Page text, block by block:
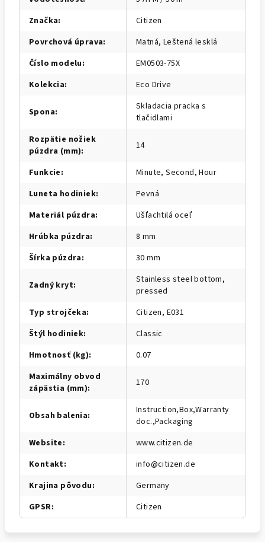
Značka:
Citizen
Povrchová úprava:
Matná, Leštená lesklá
Číslo modelu:
EM0503-75X
Kolekcia: Eco Drive
Spona:
Skladacia pracka s
tlačidlami
Rozpätie nožiek
púzdra (mm): 14
Funkcie:
Minute, Second, Hour
Luneta hodiniek:
Pevná
Materiál púzdra:
Ušľachtilá oceľ
Hrúbka púzdra:
8 mm
Šírka púzdra: 30 mm
Zadný kryt:
Stainless steel bottom,
pressed
Typ strojčeka:
Citizen, E031
Štýl hodiniek:
Classic
Hmotnosť (kg):
0.07
Maximálny obvod
zápästia (mm): 170
Obsah balenia:
Instruction,Box,Warranty
doc.,Packaging
Website:
www.citizen.de
Kontakt:
info@citizen.de
Krajina pôvodu:
Germany
GPSR: Citizen